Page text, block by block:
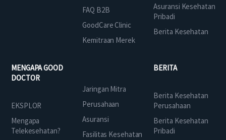
FAQ B2B
GoodCare Clinic
Kemitraan Merek
Asuransi Kesehatan
Pribadi
Berita Kesehatan
MENGAPA GOOD
DOCTOR
EKSPLOR
Mengapa
Telekesehatan?
Jaringan Mitra
Perusahaan
Asuransi
Fasilitas Kesehatan
BERITA
Berita Kesehatan
Perusahaan
Berita Kesehatan
Pribadi